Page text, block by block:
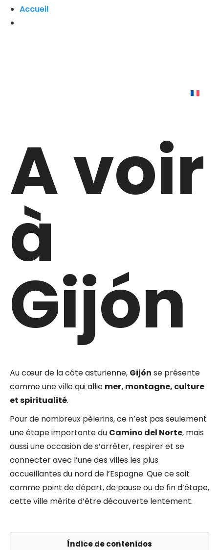
Accueil
A voir
à
Gijón
Au cœur de la côte asturienne, Gijón se présente
comme une ville qui allie mer, montagne, culture
et spiritualité.
Pour de nombreux pèlerins, ce n’est pas seulement
une étape importante du Camino del Norte, mais
aussi une occasion de s’arrêter, respirer et se
connecter avec l’une des villes les plus
accueillantes du nord de l’Espagne. Que ce soit
comme point de départ, de pause ou de fin d’étape,
cette ville mérite d’être découverte lentement.
Índice de contenidos